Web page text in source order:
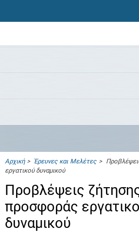
Αρχική>Έρευνες και Μελέτες>
εργατικού δυναμικού
Προβλέψεις
προσφοράς
δυναμικού